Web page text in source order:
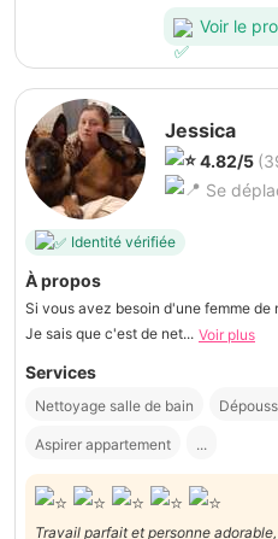
Voir le
Jessica
4.82/5
Se
Identité vérifiée
À propos
Si vous avez besoin d'une femme de
Je sais que c'est de net... Voir plus
Services
Nettoyage salle de bain
Aspirer appartement ...
Travail parfait et personne